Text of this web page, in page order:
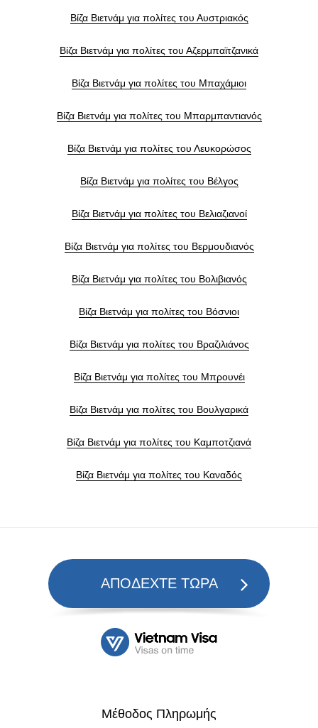
Βίζα Βιετνάμ για πολίτες του Αυστριακός
Βίζα Βιετνάμ για πολίτες του Αζερμπαϊτζανικά
Βίζα Βιετνάμ για πολίτες του Μπαχάμιοι
Βίζα Βιετνάμ για πολίτες του Μπαρμπαντιανός
Βίζα Βιετνάμ για πολίτες του Λευκορώσος
Βίζα Βιετνάμ για πολίτες του Βέλγος
Βίζα Βιετνάμ για πολίτες του Βελιαζιανοί
Βίζα Βιετνάμ για πολίτες του Βερμουδιανός
Βίζα Βιετνάμ για πολίτες του Βολιβιανός
Βίζα Βιετνάμ για πολίτες του Βόσνιοι
Βίζα Βιετνάμ για πολίτες του Βραζιλιάνος
Βίζα Βιετνάμ για πολίτες του Μπρουνέι
Βίζα Βιετνάμ για πολίτες του Βουλγαρικά
Βίζα Βιετνάμ για πολίτες του Καμποτζιανά
Βίζα Βιετνάμ για πολίτες του Καναδός
ΑΠΟΔΕΧΤΕ ΤΩΡΑ
Μέθοδος Πληρωμής